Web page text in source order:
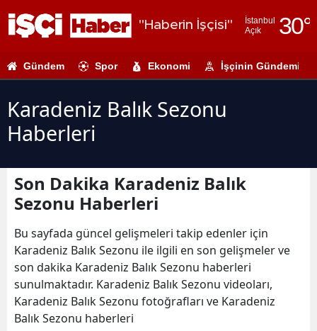
"Haberin İşçisi"
İstanbul
Açık
30°
Adıyaman
Artvin
Balıkesir
Gündem Spor Ekonomi İşçinin Gündemi
Karadeniz Balık Sezonu
Haberleri
Son Dakika Karadeniz Balık
Sezonu Haberleri
Bu sayfada güncel gelişmeleri takip edenler için
Karadeniz Balık Sezonu ile ilgili en son gelişmeler ve
son dakika Karadeniz Balık Sezonu haberleri
sunulmaktadır. Karadeniz Balık Sezonu videoları,
Karadeniz Balık Sezonu fotoğrafları ve Karadeniz
Balık Sezonu haberleri